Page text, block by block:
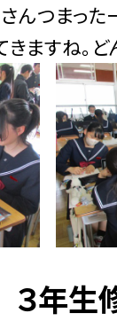
つまった
ますね。
３年生